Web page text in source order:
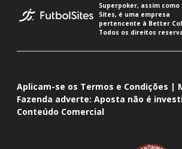
Superpoker, assim como
Sites, é uma empresa
pertencente à Better
Todos os direitos
Aplicam-se os Termos e Condições |
Fazenda adverte: Aposta não é
Conteúdo Comercial